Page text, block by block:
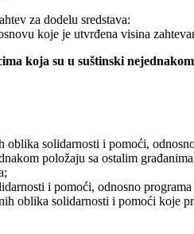
za dodelu sredstava:
koje je utvrđena visina
koja su u suštinski
solidarnosti i pomoći,
položaju sa ostalim
i pomoći, odnosno
oblika solidarnosti i pomoći koje